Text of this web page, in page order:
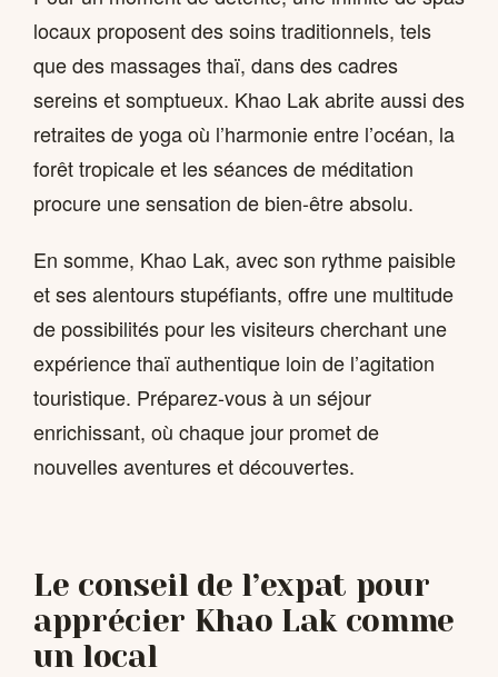
locaux proposent des soins traditionnels, tels
que des massages thaï, dans des cadres
sereins et somptueux. Khao Lak abrite aussi des
retraites de yoga où l’harmonie entre l’océan, la
forêt tropicale et les séances de méditation
procure une sensation de bien-être absolu.
En somme, Khao Lak, avec son rythme paisible
et ses alentours stupéfiants, offre une multitude
de possibilités pour les visiteurs cherchant une
expérience thaï authentique loin de l’agitation
touristique. Préparez-vous à un séjour
enrichissant, où chaque jour promet de
nouvelles aventures et découvertes.
Le conseil de l’expat pour
apprécier Khao Lak comme
un local